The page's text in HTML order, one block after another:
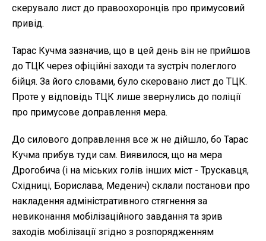
скерувало лист до правоохоронців про примусовий
привід.
Тарас Кучма зазначив, що в цей день він не прийшов
до ТЦК через офіційні заходи та зустріч полеглого
бійця. За його словами, було скеровано лист до ТЦК.
Проте у відповідь ТЦК лише звернулись до поліції
про примусове доправлення мера.
До силового доправлення все ж не дійшло, бо Тарас
Кучма прибув туди сам. Виявилося, що на мера
Дрогобича (і на міських голів інших міст - Трускавця,
Східниці, Борислава, Меденич) склали постанови про
накладення адміністративного стягнення за
невиконання мобілізаційного завдання та зрив
заходів мобілізації згідно з розпорядженням